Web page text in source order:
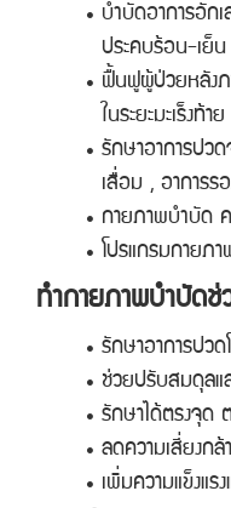
บำบัดอาการอักเ
ประคบร้อน-เย็น
ฟื้นฟูผู้ป่วยหลังภ
ในระยะมะเร็งท้าย
รักษาอาการปว
เสื่อม , อาการรอ
กายภาพบําบัด
โปรแกรมกายภ
ทำกายภาพบำบัดช่
รักษาอาการปวด
ช่วยปรับสมดุลแ
รักษาได้ตรงจุด
ลดความเสี่ยงกล้
เพิ่มความแข็งแร